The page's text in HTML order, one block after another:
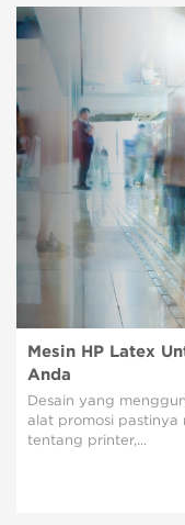
Mesin HP Latex
Anda
Desain yang
alat promosi
tentang printer,...